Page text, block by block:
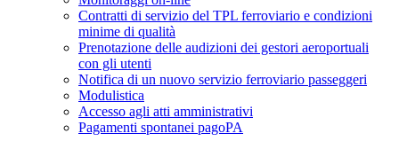
Contratti di servizio del TPL ferroviario e condizioni
minime di qualità
Prenotazione delle audizioni dei gestori aeroportuali
con gli utenti
Notifica di un nuovo servizio ferroviario passeggeri
Modulistica
Accesso agli atti amministrativi
Pagamenti spontanei pagoPA